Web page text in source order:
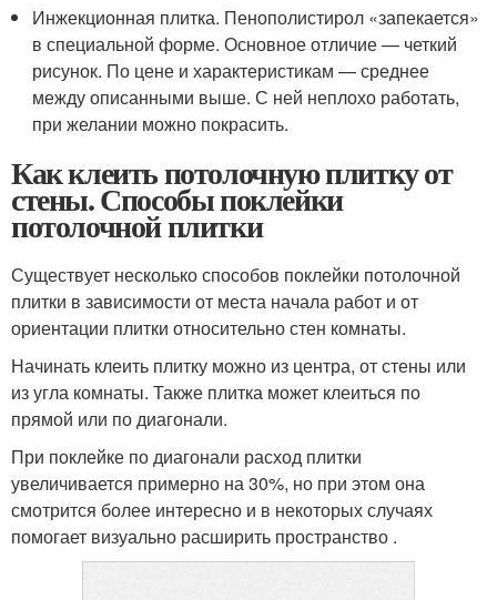
Инжекционная плитка. Пенополистирол «запекается»
в специальной форме. Основное отличие — четкий
рисунок. По цене и характеристикам — среднее
между описанными выше. С ней неплохо работать,
при желании можно покрасить.
Как клеить потолочную плитку от
стены. Способы поклейки
потолочной плитки
Существует несколько способов поклейки потолочной
плитки в зависимости от места начала работ и от
ориентации плитки относительно стен комнаты.
Начинать клеить плитку можно из центра, от стены или
из угла комнаты. Также плитка может клеиться по
прямой или по диагонали.
При поклейке по диагонали расход плитки
увеличивается примерно на 30%, но при этом она
смотрится более интересно и в некоторых случаях
помогает визуально расширить пространство .